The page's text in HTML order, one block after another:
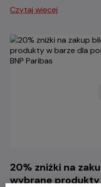
Czytaj więcej
20% zniżki na
wybrane